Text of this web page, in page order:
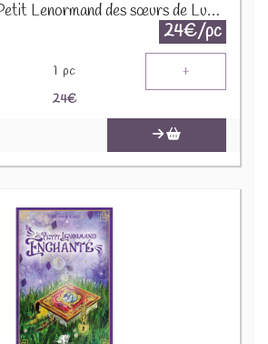
L'Oracle - Le Petit Lenormand des sœurs de Lune - Coffret 77435
24€/pc
1 pc +
24€